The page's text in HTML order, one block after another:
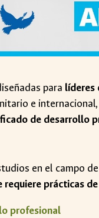
para líderes
e
de desarrollo
en el campo
requiere prácticas
profesional